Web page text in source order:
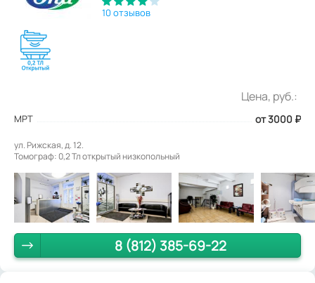
10 отзывов
Цена, руб.:
МРТ от 3000 ₽
ул. Рижская, д. 12.
Томограф: 0,2 Тл открытый низкопольный
8 (812) 385-69-22